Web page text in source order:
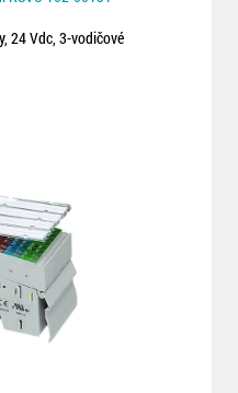
24 Vdc, 3-vodičové